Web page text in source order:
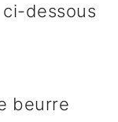
dessous
beurre